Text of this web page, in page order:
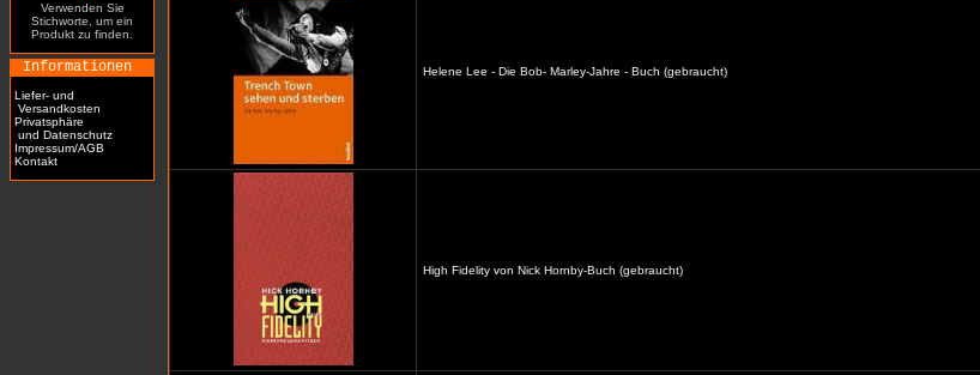
Verwenden Sie
Stichworte, um ein
Produkt zu finden.
Informationen
Liefer- und
Versandkosten
Privatsphäre
und Datenschutz
Impressum/AGB
Kontakt
Helene Lee - Die Bob- Marley-Jahre - Buch (gebraucht)
High Fidelity von Nick Hornby-Buch (gebraucht)